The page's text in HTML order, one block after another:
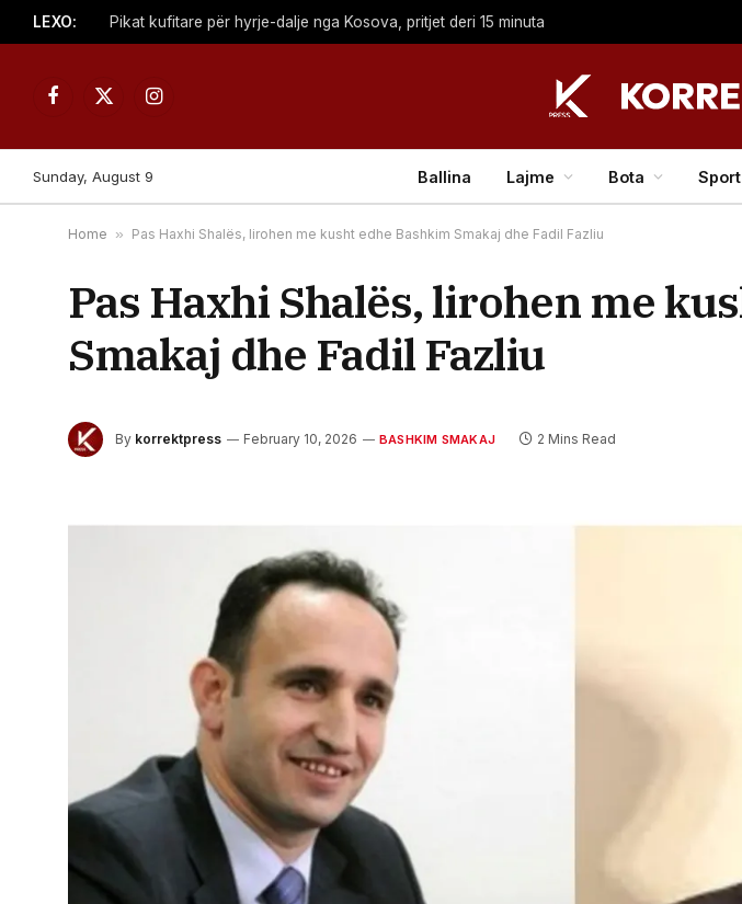
LEXO: ​Pikat kufitare për hyrje-dalje nga Kosova, pritjet deri 15 minuta
Facebook
X
Instagram
Sunday, August 9 Ballina Lajme Bota Sport
Home » Pas Haxhi Shalës, lirohen me kusht edhe Bashkim Smakaj dhe Fadil Fazliu
Pas Haxhi Shalës, lirohen me
Smakaj dhe Fadil Fazliu
By korrektpress February 10, 2026 BASHKIM SMAKAJ 2 Mins Read